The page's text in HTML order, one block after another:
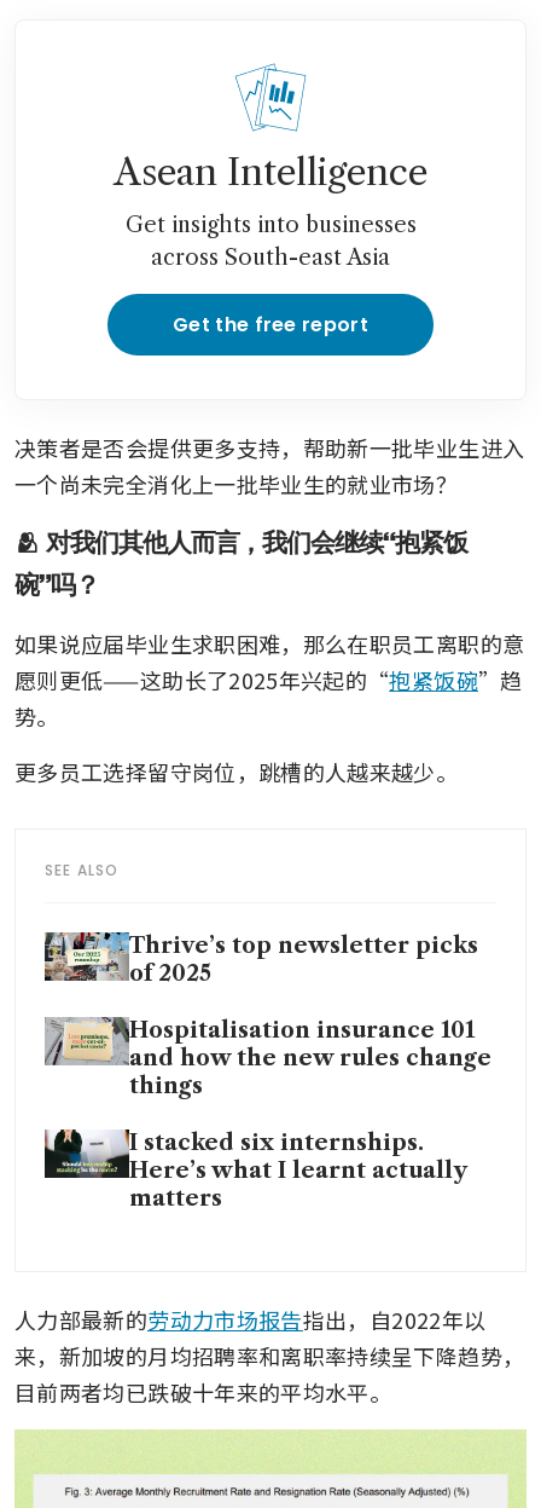
Asean Intelligence
Get insights into businesses
across South-east Asia
Get the free report
决策者是否会提供更多支持，帮助新一批毕业生进入
一个尚未完全消化上一批毕业生的就业市场？
🫂 对我们其他人而言，我们会继续“抱紧饭
碗”吗？
如果说应届毕业生求职困难，那么在职员工离职的意
愿则更低——这助长了2025年兴起的“抱紧饭碗”趋
势。
更多员工选择留守岗位，跳槽的人越来越少。
SEE ALSO
Thrive’s top newsletter picks
of 2025
Hospitalisation insurance 101
and how the new rules change
things
I stacked six internships.
Here’s what I learnt actually
matters
人力部最新的劳动力市场报告指出，自2022年以
来，新加坡的月均招聘率和离职率持续呈下降趋势，
目前两者均已跌破十年来的平均水平。